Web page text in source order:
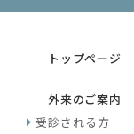
トップページ
外来のご案内
受診される方